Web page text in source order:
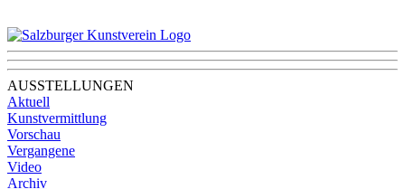
AUSSTELLUNGEN
Aktuell
Kunstvermittlung
Vorschau
Vergangene
Video
Archiv